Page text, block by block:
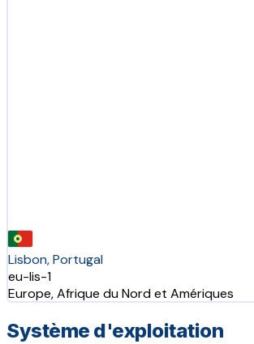
Lisbon, Portugal
eu-lis-1
Europe, Afrique du Nord et Amériques
Système d'exploitation